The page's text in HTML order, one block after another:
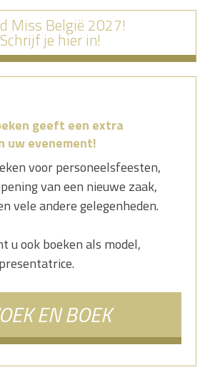
Miss België 2027!
Schrijf je hier in!
geeft een extra
uw evenement!
voor personeelsfeesten,
van een nieuwe zaak,
vele andere gelegenheden.
u ook boeken als model,
EN BOEK